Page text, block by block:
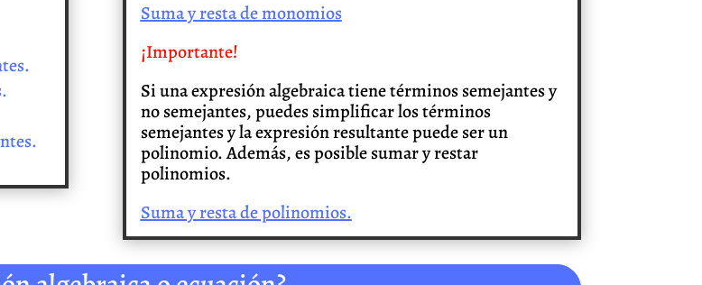
Suma y resta de monomios
¡Importante!
Si una expresión algebraica tiene términos semejantes y
no semejantes, puedes simplificar los términos
semejantes y la expresión resultante puede ser un
polinomio. Además, es posible sumar y restar
polinomios.
Suma y resta de polinomios.